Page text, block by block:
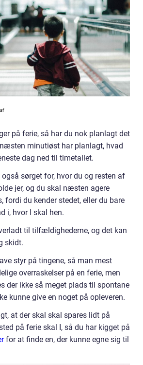
på ferie, så har du nok planlagt det
minutiøst har planlagt, hvad
dag ned til timetallet.
sørget for, hvor du og resten af
jer, og du skal næsten agere
fordi du kender stedet, eller du bare
i, hvor I skal hen.
til tilfældighederne, og det kan
skidt.
styr på tingene, så man mest
overraskelser på en ferie, men
der ikke så meget plads til spontane
kunne give en noget på opleveren.
at der skal skal spares lidt på
på ferie skal I, så du har kigget på
for at finde en, der kunne egne sig til